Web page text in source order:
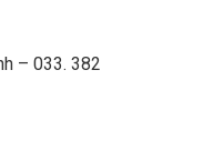
– 033. 382